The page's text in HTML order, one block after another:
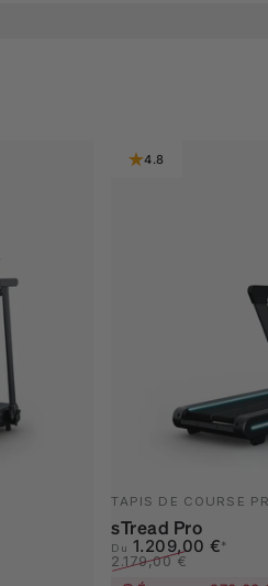
4.8
TAPIS DE COURSE
sTread Pro
Prix promotionnel
Du 1.209,00 €*
Prix habituel
2.179,00 €